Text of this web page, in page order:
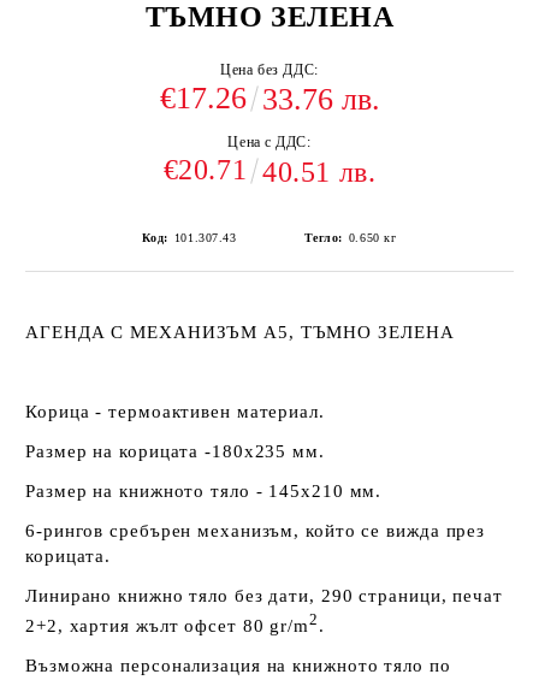
ТЪМНО ЗЕЛЕНА
Цена без ДДС:
€17.26 33.76 лв.
Цена с ДДС:
€20.71 40.51 лв.
Код: 101.307.43 Тегло: 0.650 кг
АГЕНДА С МЕХАНИЗЪМ А5, ТЪМНО ЗЕЛЕНА
Корица - термоактивен материал.
Размер на корицата -180х235 мм.
Размер на книжното тяло - 145х210 мм.
6-рингов сребърен механизъм, който се вижда през
корицата.
Линирано книжно тяло без дати, 290 страници, печат
2+2, хартия жълт офсет 80 gr/m2 .
Възможна персонализация на книжното тяло по